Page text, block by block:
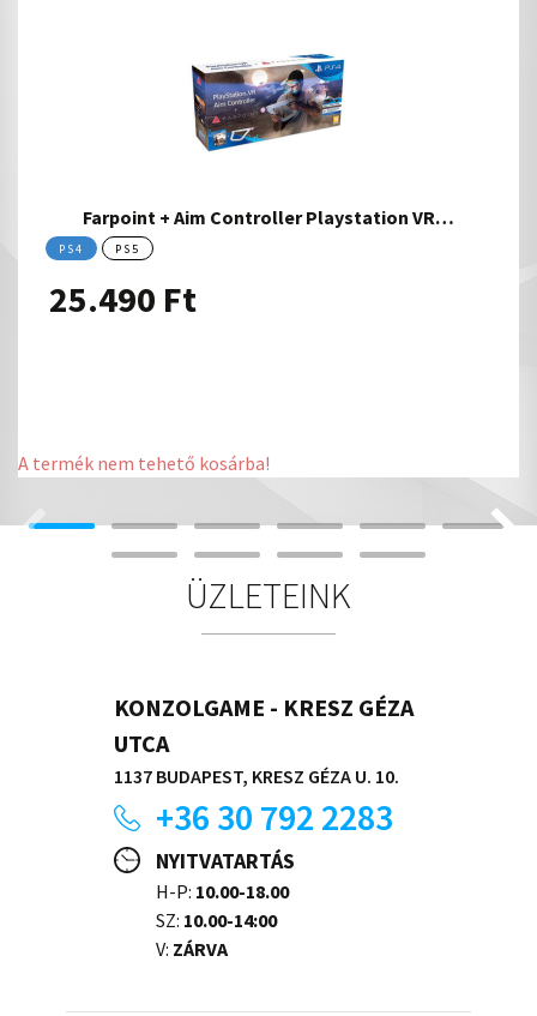
Farpoint + Aim Controller Playstation VR…
PS4 PS5
25.490 Ft
A termék nem tehető kosárba!
ÜZLETEINK
KONZOLGAME - KRESZ GÉZA
UTCA
1137 BUDAPEST, KRESZ GÉZA U. 10.
+36 30 792 2283
NYITVATARTÁS
H-P: 10.00-18.00
SZ: 10.00-14:00
V: ZÁRVA